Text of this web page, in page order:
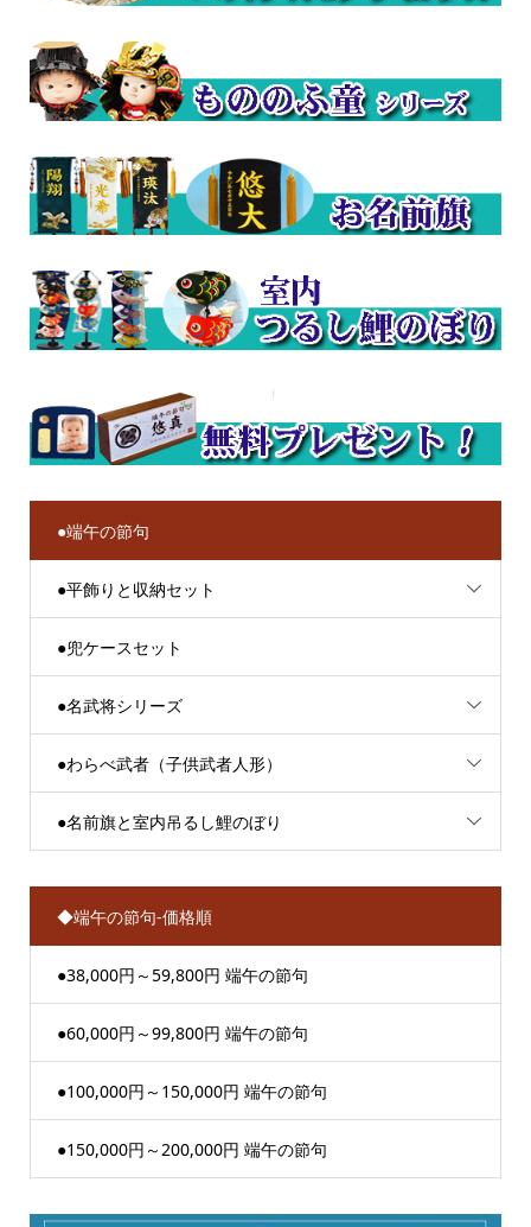
●端午の節句
●平飾りと収納セット
●兜ケースセット
●名武将シリーズ
●わらべ武者（子供武者人形）
●名前旗と室内吊るし鯉のぼり
◆端午の節句-価格順
●38,000円～59,800円 端午の節句
●60,000円～99,800円 端午の節句
●100,000円～150,000円 端午の節句
●150,000円～200,000円 端午の節句